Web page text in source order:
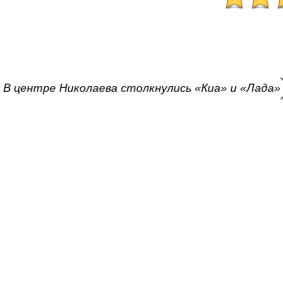
В центре Николаева столкнулись «Киа» и «Лада»